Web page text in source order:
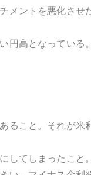
メントを悪化させ
円高となっている。
こと。それが米
してしまったこと